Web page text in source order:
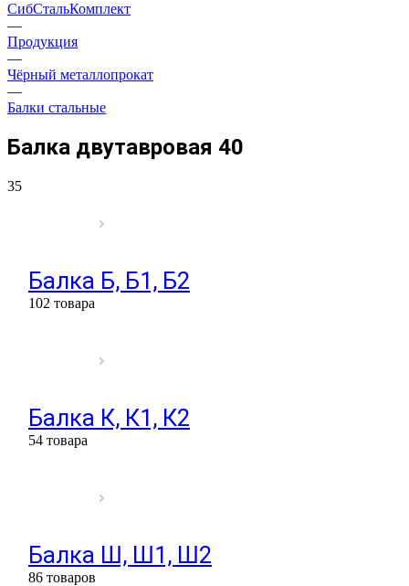
СибСтальКомплект
—
Продукция
—
Чёрный металлопрокат
—
Балки стальные
Балка двутавровая 40
35
Балка Б, Б1, Б2
102 товара
Балка К, К1, К2
54 товара
Балка Ш, Ш1, Ш2
86 товаров